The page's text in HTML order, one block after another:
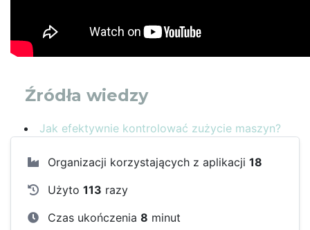
Źródła wiedzy
Jak efektywnie kontrolować zużycie maszyn?
Organizacji korzystających z aplikacji 18
Użyto 113 razy
Czas ukończenia 8 minut